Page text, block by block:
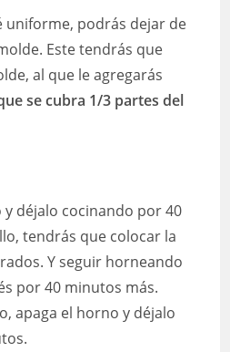
uniforme, podrás dejar de
Este tendrás que
al que le agregarás
se cubra 1/3 partes del
déjalo cocinando por 40
tendrás que colocar la
Y seguir horneando
por 40 minutos más.
apaga el horno y déjalo